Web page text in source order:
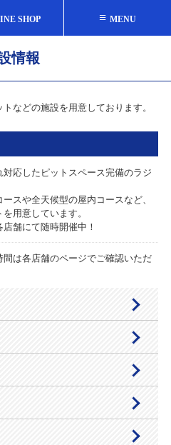
SHOP ≡ MENU
情報
などの施設を用意しております。
応したピットスペース完備のラジ
スや全天候型の屋内コースなど、
用意しています。
舗にて随時開催中！
は各店舗のページでご確認いただ